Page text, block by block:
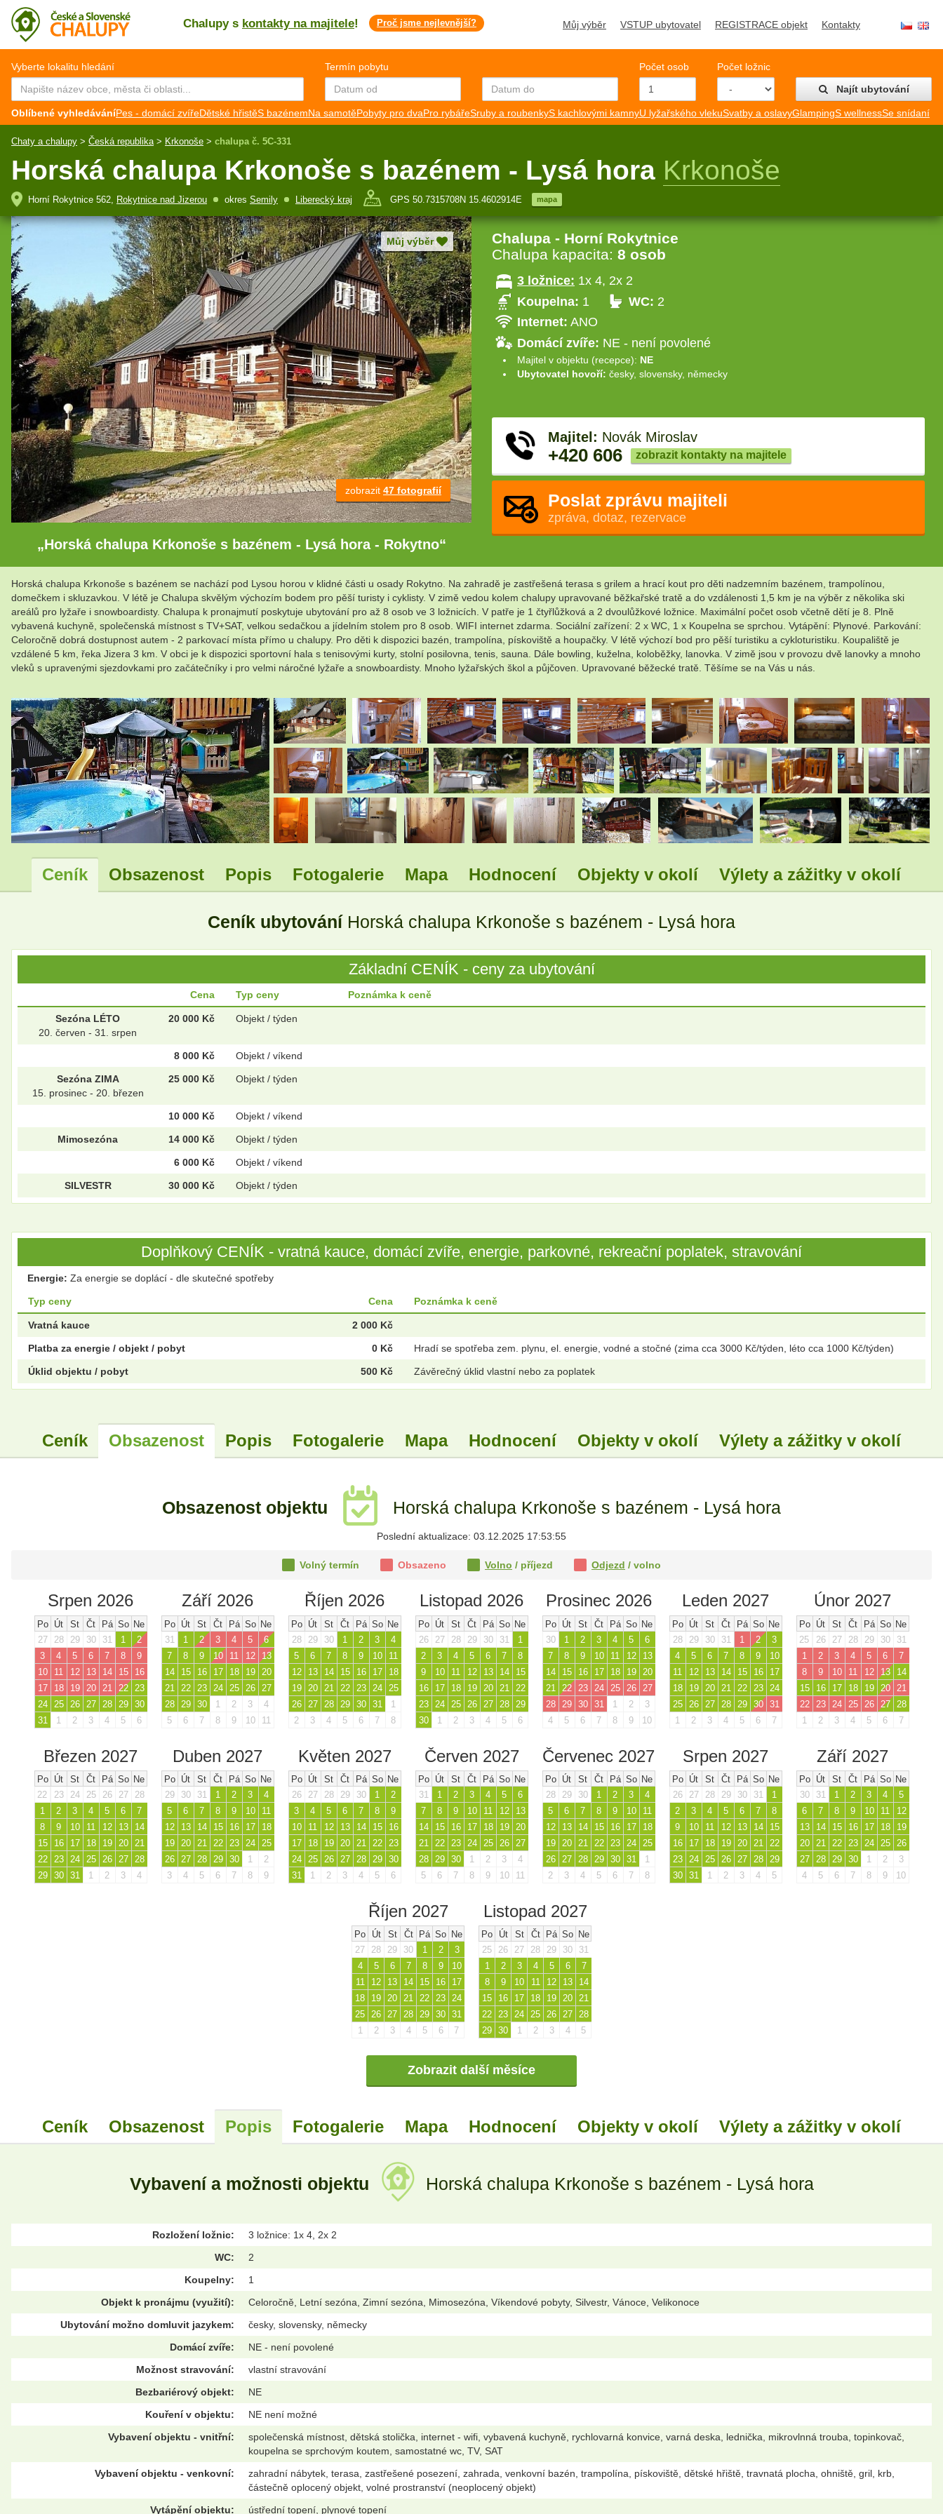
Chalupy s kontakty na majitele! Proč jsme nejlevnější? Můj výběr VSTUP ubytovatel REGISTRACE objekt Kontakty
CZ EN
Vyberte lokalitu hledání Termín pobytu Počet osob
Počet ložnic
Najít ubytování
Oblíbené vyhledáváníPes - domácí zvířeDětské hřistěS bazénemNa samotěPobyty pro dvaPro rybářeSruby a roubenkyS kachlovými kamnyU lyžařského vlekuSvatby a oslavyGlampingS wellnessSe snídaní
Chaty a chalupy > Česká republika > Krkonoše > chalupa č. 5C-331
Horská chalupa Krkonoše s bazénem - Lysá hora Krkonoše
Horní Rokytnice 562, Rokytnice nad Jizerou okres Semily Liberecký kraj GPS 50.7315708N 15.4602914E mapa
Můj výběr
zobrazit 47 fotografií
„Horská chalupa Krkonoše s bazénem - Lysá hora - Rokytno“
Chalupa - Horní Rokytnice
Chalupa kapacita: 8 osob
3 ložnice: 1x 4, 2x 2
Koupelna: 1 WC: 2
Internet: ANO
Domácí zvíře: NE - není povolené
Majitel v objektu (recepce): NE
Ubytovatel hovoří: česky, slovensky, německy
Majitel: Novák Miroslav
+420 606 zobrazit kontakty na majitele
Poslat zprávu majiteli
zpráva, dotaz, rezervace
Horská chalupa Krkonoše s bazénem se nachází pod Lysou horou v klidné části u osady Rokytno. Na zahradě je zastřešená terasa s grilem a hrací kout pro děti nadzemním bazénem, trampolínou,
domečkem i skluzavkou. V létě je Chalupa skvělým výchozím bodem pro pěší turisty i cyklisty. V zimě vedou kolem chalupy upravované běžkařské tratě a do vzdálenosti 1,5 km je na výběr z několika ski
areálů pro lyžaře i snowboardisty. Chalupa k pronajmutí poskytuje ubytování pro až 8 osob ve 3 ložnicích. V patře je 1 čtyřlůžková a 2 dvoulůžkové ložnice. Maximální počet osob včetně dětí je 8. Plně
vybavená kuchyně, společenská místnost s TV+SAT, velkou sedačkou a jídelním stolem pro 8 osob. WIFI internet zdarma. Sociální zařízení: 2 x WC, 1 x Koupelna se sprchou. Vytápění: Plynové. Parkování:
Celoročně dobrá dostupnost autem - 2 parkovací místa přímo u chalupy. Pro děti k dispozici bazén, trampolína, pískoviště a houpačky. V létě výchozí bod pro pěší turistiku a cykloturistiku. Koupaliště je
vzdálené 5 km, řeka Jizera 3 km. V obci je k dispozici sportovní hala s tenisovými kurty, stolní posilovna, tenis, sauna. Dále bowling, kuželna, koloběžky, lanovka. V zimě jsou v provozu dvě lanovky a mnoho
vleků s upravenými sjezdovkami pro začátečníky i pro velmi náročné lyžaře a snowboardisty. Mnoho lyžařských škol a půjčoven. Upravované běžecké tratě. Těšíme se na Vás u nás.
Ceník Obsazenost Popis Fotogalerie Mapa Hodnocení Objekty v okolí Výlety a zážitky v okolí
Ceník ubytování Horská chalupa Krkonoše s bazénem - Lysá hora
Základní CENÍK - ceny za ubytování
Cena Typ ceny Poznámka k ceně
Sezóna LÉTO
20. červen - 31. srpen
20 000 Kč Objekt / týden
8 000 Kč Objekt / víkend
Sezóna ZIMA
15. prosinec - 20. březen
25 000 Kč Objekt / týden
10 000 Kč Objekt / víkend
Mimosezóna 14 000 Kč Objekt / týden
6 000 Kč Objekt / víkend
SILVESTR 30 000 Kč Objekt / týden
Doplňkový CENÍK - vratná kauce, domácí zvíře, energie, parkovné, rekreační poplatek, stravování
Energie: Za energie se doplácí - dle skutečné spotřeby
Typ ceny Cena Poznámka k ceně
Vratná kauce 2 000 Kč
Platba za energie / objekt / pobyt 0 Kč Hradí se spotřeba zem. plynu, el. energie, vodné a stočné (zima cca 3000 Kč/týden, léto cca 1000 Kč/týden)
Úklid objektu / pobyt 500 Kč Závěrečný úklid vlastní nebo za poplatek
Ceník Obsazenost Popis Fotogalerie Mapa Hodnocení Objekty v okolí Výlety a zážitky v okolí
Obsazenost objektu Horská chalupa Krkonoše s bazénem - Lysá hora
Poslední aktualizace: 03.12.2025 17:53:55
Volný termín Obsazeno Volno / příjezd Odjezd / volno
Srpen 2026
Po Út St Čt Pá So Ne
27
28 29 30 31 1
2
3
4 5 6 7 8
9
10
11 12 13 14 15
16
17
18 19 20 21 22
23
24
25 26 27 28 29
30
31
1 2 3 4 5 6
Září 2026
Po Út St Čt Pá So Ne
31
1 2 3 4 5
6
7
8 9 10 11 12
13
14
15 16 17 18 19
20
21
22 23 24 25 26
27
28
29 30 1 2 3
4
5
6 7 8 9 10 11
Říjen 2026
Po Út St Čt Pá So Ne
28
29 30 1 2 3
4
5
6 7 8 9 10
11
12
13 14 15 16 17
18
19
20 21 22 23 24
25
26
27 28 29 30 31
1
2
3 4 5 6 7 8
Listopad 2026
Po Út St Čt Pá So Ne
26
27 28 29 30 31
1
2
3 4 5 6 7
8
9
10 11 12 13 14
15
16
17 18 19 20 21
22
23
24 25 26 27 28
29
30
1 2 3 4 5 6
Prosinec 2026
Po Út St Čt Pá So Ne
30
1 2 3 4 5
6
7
8 9 10 11 12
13
14
15 16 17 18 19
20
21
22 23 24 25 26
27
28
29 30 31 1 2
3
4
5 6 7 8 9 10
Leden 2027
Po Út St Čt Pá So Ne
28
29 30 31 1 2
3
4
5 6 7 8 9
10
11
12 13 14 15 16
17
18
19 20 21 22 23
24
25
26 27 28 29 30
31
1
2 3 4 5 6 7
Únor 2027
Po Út St Čt Pá So Ne
25
26 27 28 29 30
31
1
2 3 4 5 6
7
8
9 10 11 12 13
14
15
16 17 18 19 20
21
22
23 24 25 26 27
28
1
2 3 4 5 6 7
Březen 2027
Po Út St Čt Pá So Ne
22
23 24 25 26 27
28
1
2 3 4 5 6
7
8
9 10 11 12 13
14
15
16 17 18 19 20
21
22
23 24 25 26 27
28
29
30 31 1 2 3 4
Duben 2027
Po Út St Čt Pá So Ne
29
30 31 1 2 3
4
5
6 7 8 9 10
11
12
13 14 15 16 17
18
19
20 21 22 23 24
25
26
27 28 29 30 1
2
3
4 5 6 7 8 9
Květen 2027
Po Út St Čt Pá So Ne
26
27 28 29 30 1
2
3
4 5 6 7 8
9
10
11 12 13 14 15
16
17
18 19 20 21 22
23
24
25 26 27 28 29
30
31
1 2 3 4 5 6
Červen 2027
Po Út St Čt Pá So Ne
31
1 2 3 4 5
6
7
8 9 10 11 12
13
14
15 16 17 18 19
20
21
22 23 24 25 26
27
28
29 30 1 2 3
4
5
6 7 8 9 10 11
Červenec 2027
Po Út St Čt Pá So Ne
28
29 30 1 2 3
4
5
6 7 8 9 10
11
12
13 14 15 16 17
18
19
20 21 22 23 24
25
26
27 28 29 30 31
1
2
3 4 5 6 7 8
Srpen 2027
Po Út St Čt Pá So Ne
26
27 28 29 30 31
1
2
3 4 5 6 7
8
9
10 11 12 13 14
15
16
17 18 19 20 21
22
23
24 25 26 27 28
29
30
31 1 2 3 4 5
Září 2027
Po Út St Čt Pá So Ne
30
31 1 2 3 4
5
6
7 8 9 10 11
12
13
14 15 16 17 18
19
20
21 22 23 24 25
26
27
28 29 30 1 2
3
4
5 6 7 8 9 10
Říjen 2027
Po Út St Čt Pá So Ne
27
28 29 30 1 2
3
4
5 6 7 8 9
10
11
12 13 14 15 16
17
18
19 20 21 22 23 24
25 26 27 28 29 30 31
1
2 3 4 5 6 7
Listopad 2027
Po Út St Čt Pá So Ne
25
26 27 28 29 30
31
1
2 3 4 5 6
7
8
9 10 11 12 13
14
15
16 17 18 19 20 21
22 23 24 25 26 27 28
29 30 1 2 3 4 5
Zobrazit další měsíce
Ceník Obsazenost Popis Fotogalerie Mapa Hodnocení Objekty v okolí Výlety a zážitky v okolí
Vybavení a možnosti objektu Horská chalupa Krkonoše s bazénem - Lysá hora
Rozložení ložnic:
3 ložnice: 1x 4, 2x 2
WC:
2
Koupelny:
1
Objekt k pronájmu (využití):
Celoročně, Letní sezóna, Zimní sezóna, Mimosezóna, Víkendové pobyty, Silvestr, Vánoce, Velikonoce
Ubytování možno domluvit jazykem:
česky, slovensky, německy
Domácí zvíře:
NE - není povolené
Možnost stravování:
vlastní stravování
Bezbariérový objekt:
NE
Kouření v objektu:
NE není možné
Vybavení objektu - vnitřní:
společenská místnost, dětská stolička, internet - wifi, vybavená kuchyně, rychlovarná konvice, varná deska, lednička, mikrovlnná trouba, topinkovač,
koupelna se sprchovým koutem, samostatné wc, TV, SAT
Vybavení objektu - venkovní:
zahradní nábytek, terasa, zastřešené posezení, zahrada, venkovní bazén, trampolína, pískoviště, dětské hřiště, travnatá plocha, ohniště, gril, krb,
částečně oplocený objekt, volné prostranství (neoplocený objekt)
Vytápění objektu:
ústřední topení, plynové topení